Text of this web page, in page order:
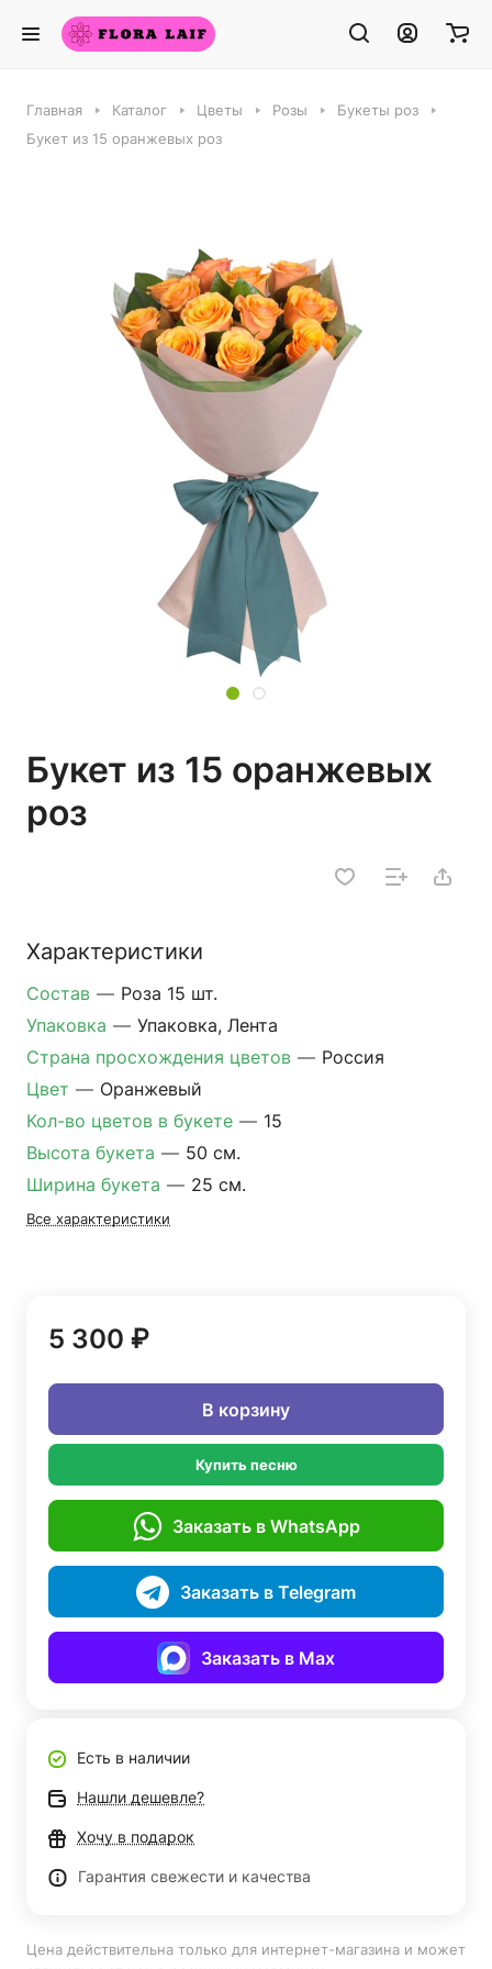
Главная Каталог Цветы Розы
Букеты роз
Букет из 15 оранжевых роз
Букет из 15 оранжевых
роз
Характеристики
Состав — Роза 15 шт.
Упаковка — Упаковка, Лента
Страна просхождения цветов — Россия
Цвет — Оранжевый
Кол-во цветов в букете — 15
Высота букета — 50 см.
Ширина букета — 25 см.
Все характеристики
5 300 ₽
В корзину
Купить песню
Заказать в WhatsApp
Заказать в Telegram
Заказать в Max
Есть в наличии
Нашли дешевле?
Хочу в подарок
Гарантия свежести и качества
Цена действительна только для интернет-магазина и может